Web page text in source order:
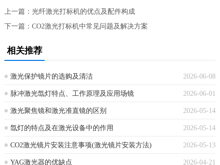
上一篇： 光纤激光打标机的优点及配件构成
下一篇： CO2激光打标机中常见问题及解决方案
相关推荐
2026-06-08
激光保护镜片的选购及清洁
2026-06-01
脉冲激光氙灯特点、工作原理及应用场镜
2026-05-14
激光聚焦镜和激光准直镜的区别
2026-05-14
氙灯的特点及在激光设备中的作用
2026-05-13
CO2激光镜片安装注意事项(激光镜片安装方法)
2026-04-21
YAG激光器的优缺点